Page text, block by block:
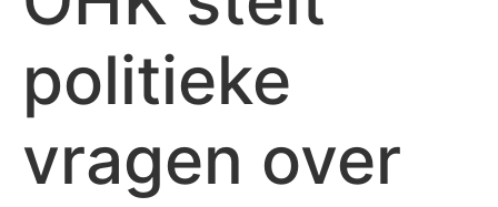
politieke
vragen over